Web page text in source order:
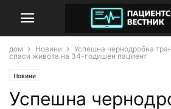
дом Новини
Успешна чернодробна
спаси живота на 34-годишен пациент
Новини
Успешна